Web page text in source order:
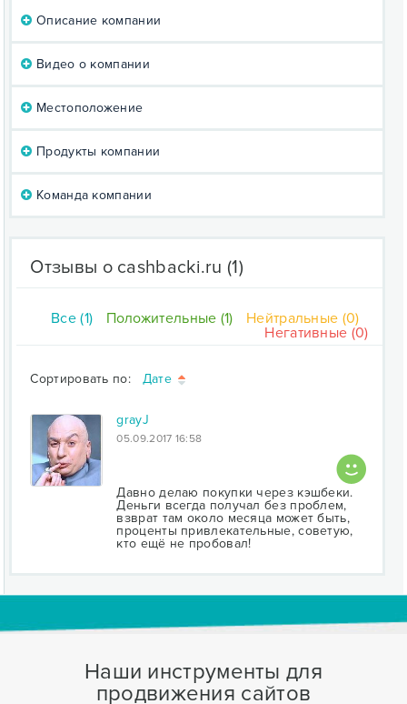
Описание компании
Видео о компании
Местоположение
Продукты компании
Команда компании
Отзывы о cashbacki.ru (1)
Все (1) Положительные (1)
Нейтральные (0)
Негативные (0)
Сортировать по: Дате
grayJ
05.09.2017 16:58
Давно делаю покупки через кэшбеки.
Деньги всегда получал без проблем,
взврат там около месяца может быть,
проценты привлекательные, советую,
кто ещё не пробовал!
Наши инструменты для
продвижения сайтов